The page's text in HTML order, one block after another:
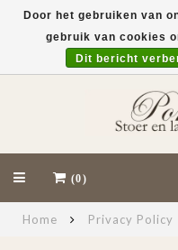
(0)
Home Privacy Policy
Door het gebruiken van
gebruik van cookies
Dit bericht